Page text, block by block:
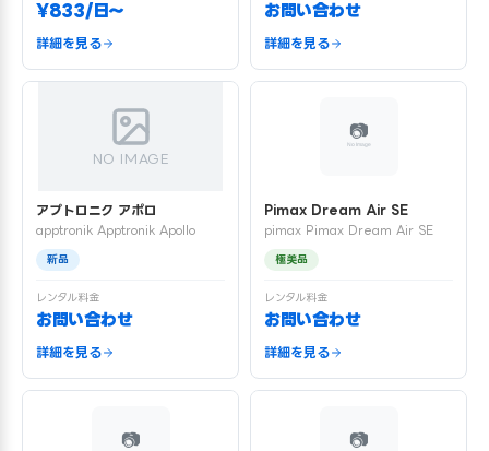
¥833/日〜
詳細を見る
お問い合わせ
詳細を見る
NO IMAGE
アプトロニク アポロ
apptronik Apptronik Apollo
新品
レンタル料金
お問い合わせ
詳細を見る
Pimax Dream Air SE
pimax Pimax Dream Air SE
極美品
レンタル料金
お問い合わせ
詳細を見る